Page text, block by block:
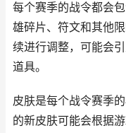
每个赛季的战令都会
雄碎片、符文和其他
续进行调整，可能会
道具。
皮肤是每个战令赛季
的新皮肤可能会根据